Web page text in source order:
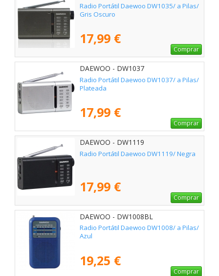
Radio Portátil Daewoo DW1035/ a Pilas/
Gris Oscuro
17,99 €
Comprar
DAEWOO - DW1037
Radio Portátil Daewoo DW1037/ a Pilas/
Plateada
17,99 €
Comprar
DAEWOO - DW1119
Radio Portátil Daewoo DW1119/ Negra
17,99 €
Comprar
DAEWOO - DW1008BL
Radio Portátil Daewoo DW1008/ a Pilas/
Azul
19,25 €
Comprar